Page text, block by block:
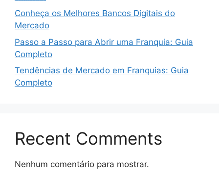
Conheça os Melhores Bancos Digitais do
Mercado
Passo a Passo para Abrir uma Franquia: Guia
Completo
Tendências de Mercado em Franquias: Guia
Completo
Recent Comments
Nenhum comentário para mostrar.